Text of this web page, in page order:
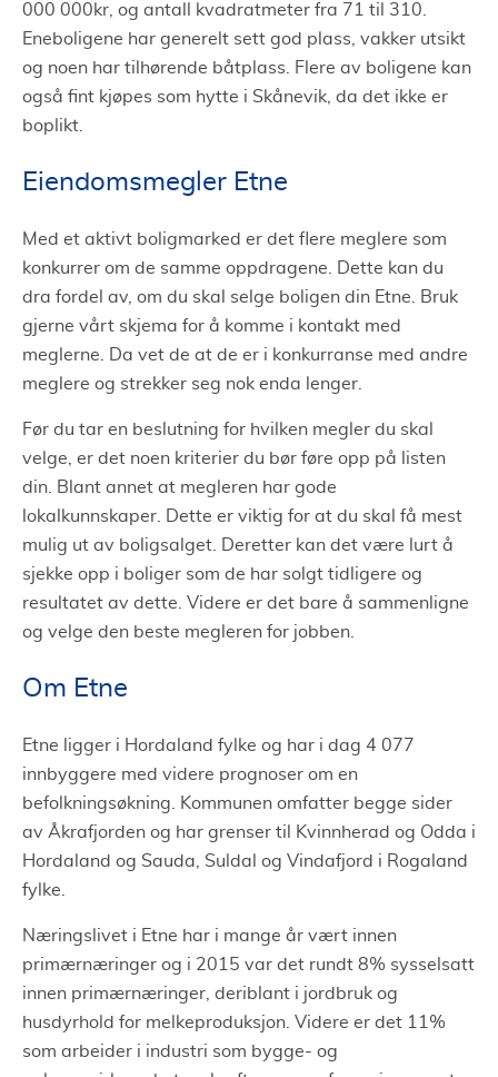
000 000kr, og antall kvadratmeter fra 71 til 310.
Eneboligene har generelt sett god plass, vakker utsikt
og noen har tilhørende båtplass. Flere av boligene kan
også fint kjøpes som hytte i Skånevik, da det ikke er
boplikt.
Eiendomsmegler Etne
Med et aktivt boligmarked er det flere meglere som
konkurrer om de samme oppdragene. Dette kan du
dra fordel av, om du skal selge boligen din Etne. Bruk
gjerne vårt skjema for å komme i kontakt med
meglerne. Da vet de at de er i konkurranse med andre
meglere og strekker seg nok enda lenger.
Før du tar en beslutning for hvilken megler du skal
velge, er det noen kriterier du bør føre opp på listen
din. Blant annet at megleren har gode
lokalkunnskaper. Dette er viktig for at du skal få mest
mulig ut av boligsalget. Deretter kan det være lurt å
sjekke opp i boliger som de har solgt tidligere og
resultatet av dette. Videre er det bare å sammenligne
og velge den beste megleren for jobben.
Om Etne
Etne ligger i Hordaland fylke og har i dag 4 077
innbyggere med videre prognoser om en
befolkningsøkning. Kommunen omfatter begge sider
av Åkrafjorden og har grenser til Kvinnherad og Odda i
Hordaland og Sauda, Suldal og Vindafjord i Rogaland
fylke.
Næringslivet i Etne har i mange år vært innen
primærnæringer og i 2015 var det rundt 8% sysselsatt
innen primærnæringer, deriblant i jordbruk og
husdyrhold for melkeproduksjon. Videre er det 11%
som arbeider i industri som bygge- og